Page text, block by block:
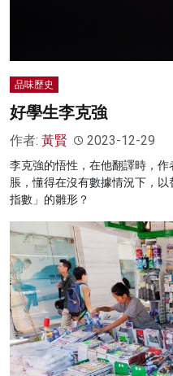
品味歷史
好學生李克強
作者: 黃賢 2023-12-29
李克強的悟性，在他翻譯時，
脹，懂得在沒有數據情況下，
指數」的雛形？